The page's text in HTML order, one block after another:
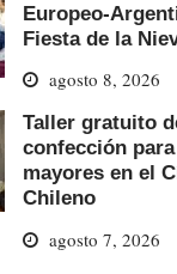
Europeo-
Fiesta de la
agosto 8, 2026
Taller gratuito
confección
mayores en el
Chileno
agosto 7, 2026